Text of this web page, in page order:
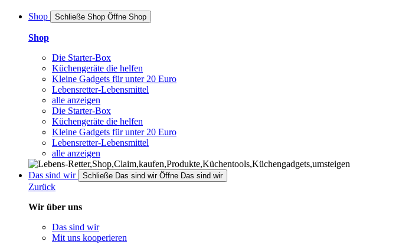
Shop Schließe Shop Öffne Shop
Shop
Die Starter-Box
Küchengeräte die helfen
Kleine Gadgets für unter 20 Euro
Lebensretter-Lebensmittel
alle anzeigen
Die Starter-Box
Küchengeräte die helfen
Kleine Gadgets für unter 20 Euro
Lebensretter-Lebensmittel
alle anzeigen
Das sind wir Schließe Das sind wir Öffne Das sind wir
Zurück
Wir über uns
Das sind wir
Mit uns kooperieren